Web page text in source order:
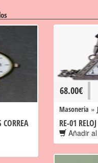
CORREA
68.00€
Masoneria »
RE-01
Añadir